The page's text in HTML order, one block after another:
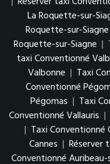
La Roquette-sur-
Roquette-sur-Siagne
Roquette-sur-Siagne |
taxi Conventionné
Valbonne | Taxi
Conventionné
Pégomas | Taxi
Conventionné Vallauris |
| Taxi Conventionné
Cannes | Réserver
Conventionné Auribeau-